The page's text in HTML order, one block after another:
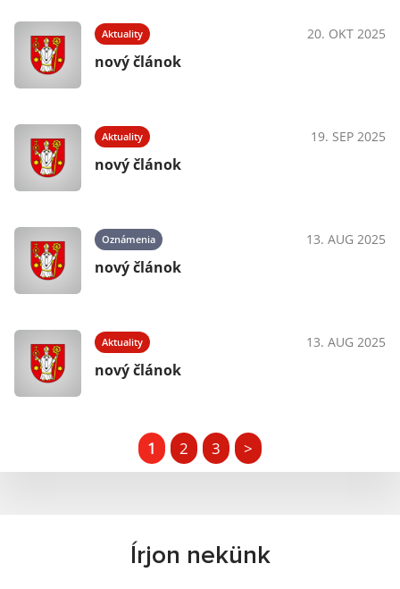
Aktuality 20. OKT 2025
nový článok
Aktuality 19. SEP 2025
nový článok
Oznámenia 13. AUG 2025
nový článok
Aktuality 13. AUG 2025
nový článok
1 2 3 >
Írjon nekünk